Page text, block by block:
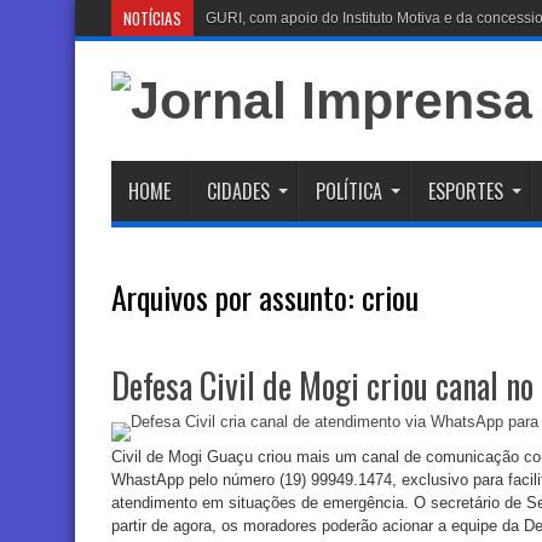
NOTÍCIAS Bom Prato
HOME CIDADES POLÍTICA ESPORTES
Arquivos por assunto: criou
Defesa Civil de Mogi criou canal
Civil de Mogi Guaçu criou mais um canal de comunicação
WhastApp pelo número (19) 99949.1474, exclusivo para
atendimento em situações de emergência. O secretário de
partir de agora, os moradores poderão acionar a equipe da